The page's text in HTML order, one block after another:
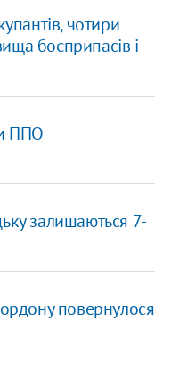
чотири
боєприпасів і
ППО
залишаються 7-
повернулося